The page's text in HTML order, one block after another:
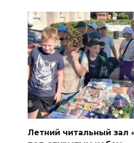
Летний читальный зал